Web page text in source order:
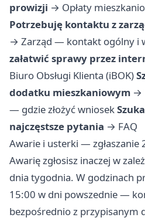
prowizji → Opłaty
Potrzebuję kontaktu z
→ Zarząd — kontakt ogólny i
załatwić sprawy przez
Biuro Obsługi Klienta (iBOK)
dodatku mieszkaniowym →
— gdzie złożyć wniosek
najczęstsze pytania → FAQ
Awarie i usterki — zgłaszanie
Awarię zgłosisz inaczej w
dnia tygodnia. W godzinach
15:00 w dni powszednie —
bezpośrednio z przypisanym